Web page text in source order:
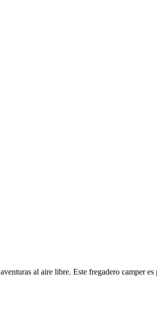
al aire libre. Este fregadero camper es